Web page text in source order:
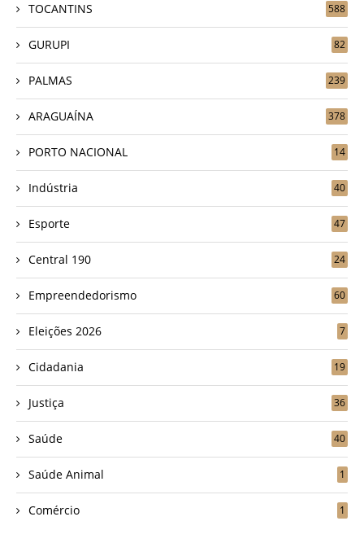
TOCANTINS 588
GURUPI 82
PALMAS 239
ARAGUAÍNA 378
PORTO NACIONAL 14
Indústria 40
Esporte 47
Central 190 24
Empreendedorismo 60
Eleições 2026 7
Cidadania 19
Justiça 36
Saúde 40
Saúde Animal 1
Comércio 1